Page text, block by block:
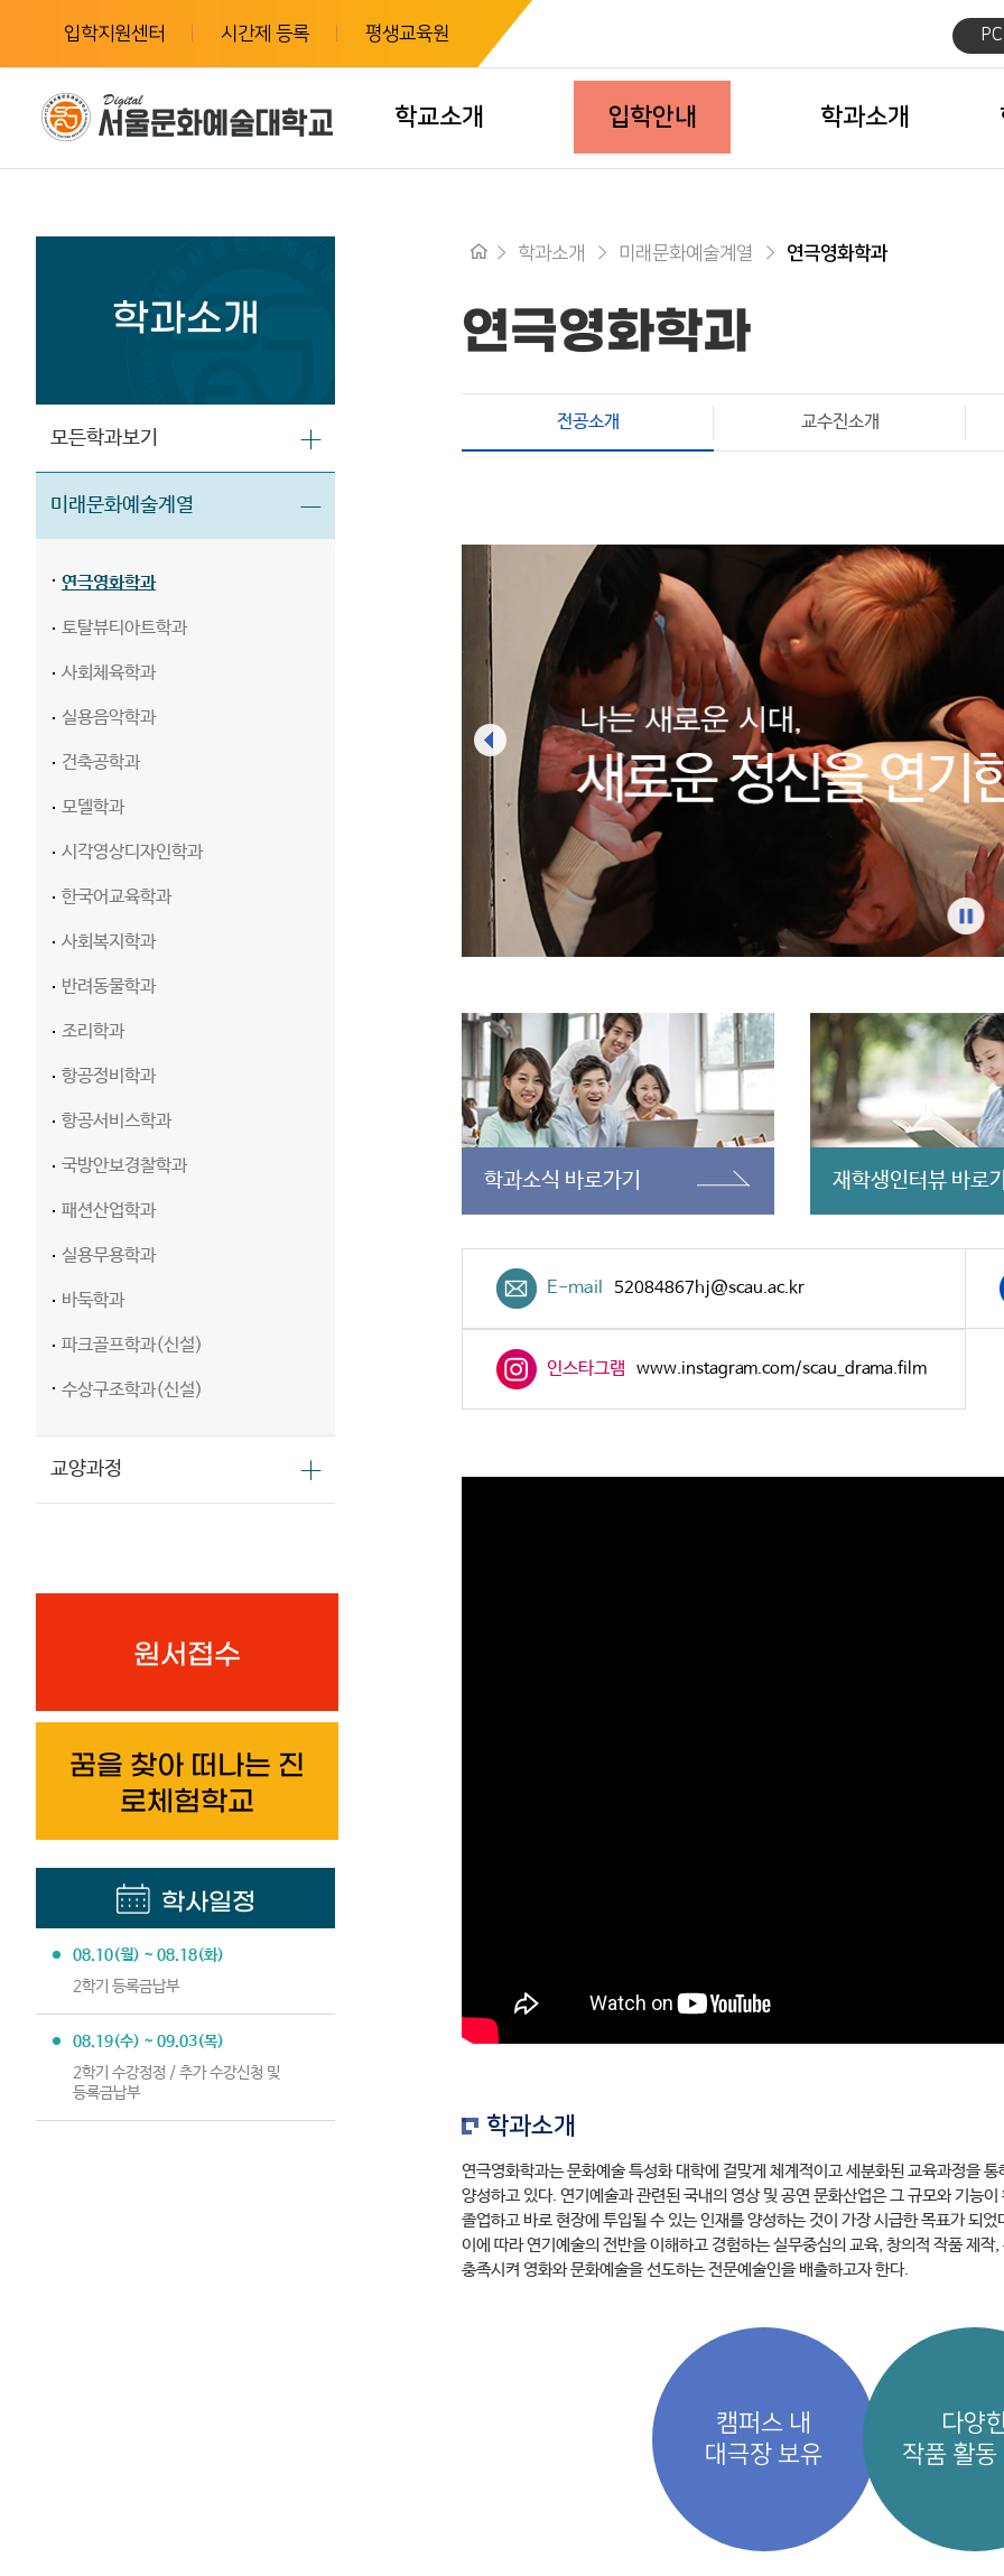
입학지원센터 시간제 등록 평생교육원
학교소개 입학안내 학과소개
학과소개
모든학과보기
미래문화예술계열
연극영화학과
토탈뷰티아트학과
사회체육학과
실용음악학과
건축공학과
모델학과
시각영상디자인학과
한국어교육학과
사회복지학과
반려동물학과
조리학과
항공정비학과
항공서비스학과
국방안보경찰학과
패션산업학과
실용무용학과
바둑학과
파크골프학과(신설)
수상구조학과(신설)
교양과정
원서접수
꿈을 찾아 떠나는 진
로체험학교
학사일정
08.10(월) ~ 08.18(화)
2학기 등록금납부
08.19(수) ~ 09.03(목)
2학기 수강정정 / 추가 수강신청 및
등록금납부
학과소개 미래문화예술계열 연극영화학과
연극영화학과
전공소개 교수진소개
학과소식 바로가기 재학생인터뷰 바로
E-mail 52084867hj@scau.ac.kr
인스타그램 www.instagram.com/scau_drama.film
학과소개
연극영화학과는 문화예술 특성화 대학에 걸맞게 체계적이고 세분화된 교육과정을
양성하고 있다. 연기예술과 관련된 국내의 영상 및 공연 문화산업은 그 규모와 기능
졸업하고 바로 현장에 투입될 수 있는 인재를 양성하는 것이 가장 시급한 목표가 되었
이에 따라 연기예술의 전반을 이해하고 경험하는 실무중심의 교육, 창의적 작품 제
충족시켜 영화와 문화예술을 선도하는 전문예술인을 배출하고자 한다.
캠퍼스 내
대극장 보유
다양
작품 활동